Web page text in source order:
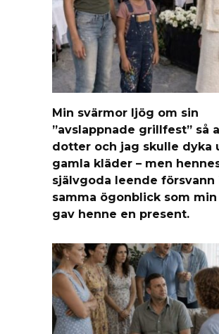
Min svärmor ljög om sin
”avslappnade grillfest” så
dotter och jag skulle dyka
gamla kläder – men
självgoda leende försvann
samma ögonblick som
gav henne en present.